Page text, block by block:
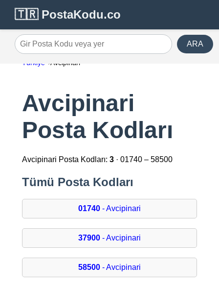
🇹🇷 PostaKodu.co
Gir Posta Kodu veya yer ARA
Türkiye Avcipinari
Avcipinari
Posta Kodları
Avcipinari Posta Kodları: 3· 01740 – 58500
Tümü Posta Kodları
01740- Avcipinari
37900- Avcipinari
58500- Avcipinari